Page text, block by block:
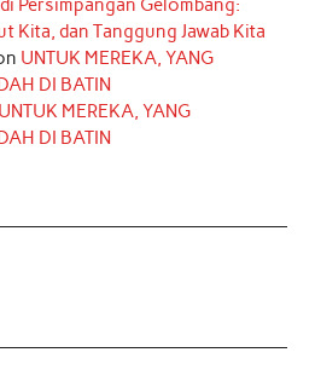
Persimpangan Gelombang:
Kita, dan Tanggung Jawab Kita
UNTUK MEREKA, YANG
DI BATIN
UNTUK MEREKA, YANG
DI BATIN